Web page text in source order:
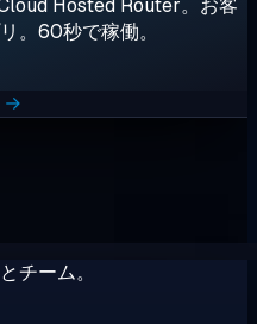
Hosted Router。お客
。60秒で稼働。
→
チーム。